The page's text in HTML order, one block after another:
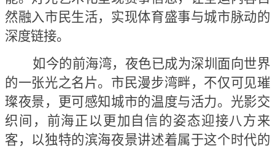
然融入市民生活，实现体育盛事与城市脉动的
深度链接。
如今的前海湾，夜色已成为深圳面向世界
的一张光之名片。市民漫步湾畔，不仅可见璀
璨夜景，更可感知城市的温度与活力。光影交
织间，前海正以更加自信的姿态迎接八方来
客，以独特的滨海夜景讲述着属于这个时代的